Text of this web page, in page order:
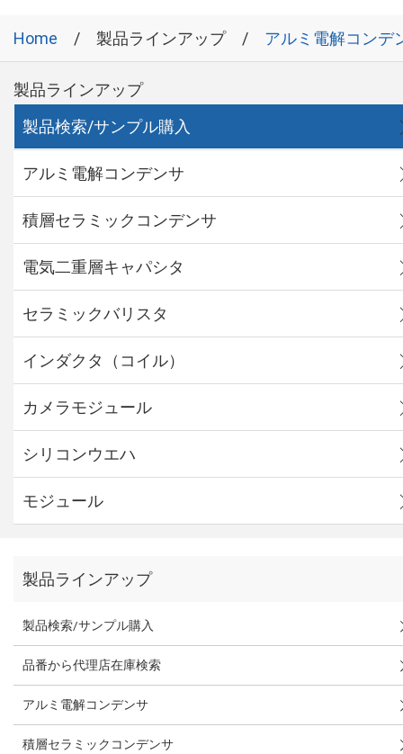
Home 製品ラインアップ アルミ電解コンデ
製品ラインアップ
製品検索/サンプル購入
アルミ電解コンデンサ
積層セラミックコンデンサ
電気二重層キャパシタ
セラミックバリスタ
インダクタ（コイル）
カメラモジュール
シリコンウエハ
モジュール
製品ラインアップ
製品検索/サンプル購入
品番から代理店在庫検索
アルミ電解コンデンサ
積層セラミックコンデンサ